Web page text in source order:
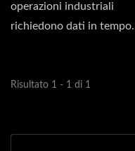
operazioni industriali
richiedono dati in tempo
Risultato 1 - 1 di 1